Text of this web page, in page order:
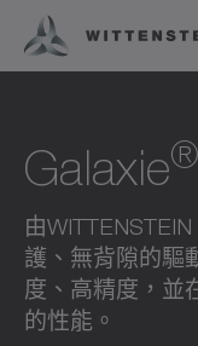
Galaxie®
由
護、無背隙的驅
度、高精度，並
的性能。